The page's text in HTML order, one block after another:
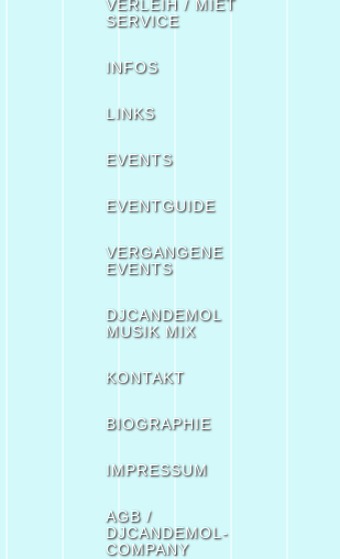
VERLEIH / MIET
SERVICE
INFOS
LINKS
EVENTS
EVENTGUIDE
VERGANGENE
EVENTS
DJCANDEMOL
MUSIK MIX
KONTAKT
BIOGRAPHIE
IMPRESSUM
AGB /
DJCANDEMOL-
COMPANY